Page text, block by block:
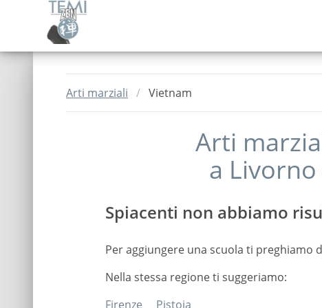
Arti marziali Vietnam
Arti
a Livorno
Spiacenti non abbiamo
Per aggiungere una scuola ti preghiamo
Nella stessa regione ti suggeriamo:
Firenze
Pistoia